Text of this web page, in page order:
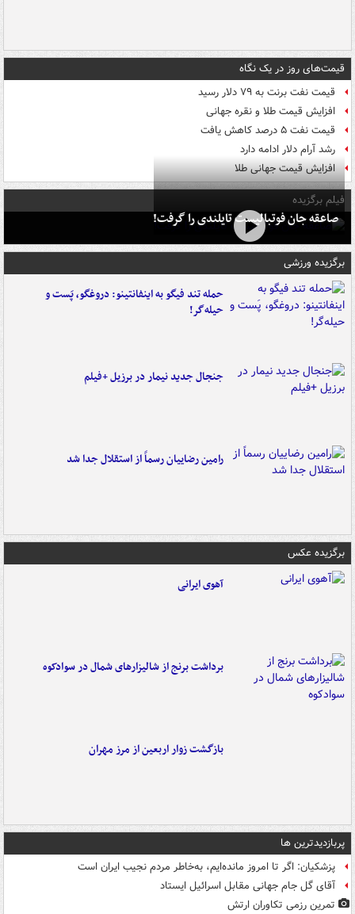
قیمت‌های روز در یک نگاه
قیمت نفت برنت به ۷۹ دلار رسید
افزایش قیمت طلا و نقره جهانی
قیمت نفت ۵ درصد کاهش یافت
رشد آرام دلار ادامه دارد
افزایش قیمت جهانی طلا
فیلم برگزیده
صاعقه جان فوتبالیست تایلندی را گرفت!
برگزیده ورزشی
حمله تند فیگو به اینفانتینو: دروغگو، پَست‌ و
حیله‌گر!
جنجال جدید نیمار در برزیل +فیلم
رامین رضاییان رسماً از استقلال جدا شد
برگزیده عکس
آهوی ایرانی
برداشت برنج از شالیزارهای شمال در سوادکوه
بازگشت زوار اربعین از مرز مهران
پربازدیدترین ها
پزشکیان: اگر تا امروز مانده‌ایم، به‌خاطر مردم نجیب ایران است
آقای گل جام جهانی مقابل اسرائیل ایستاد
تمرین رزمی تکاوران ارتش